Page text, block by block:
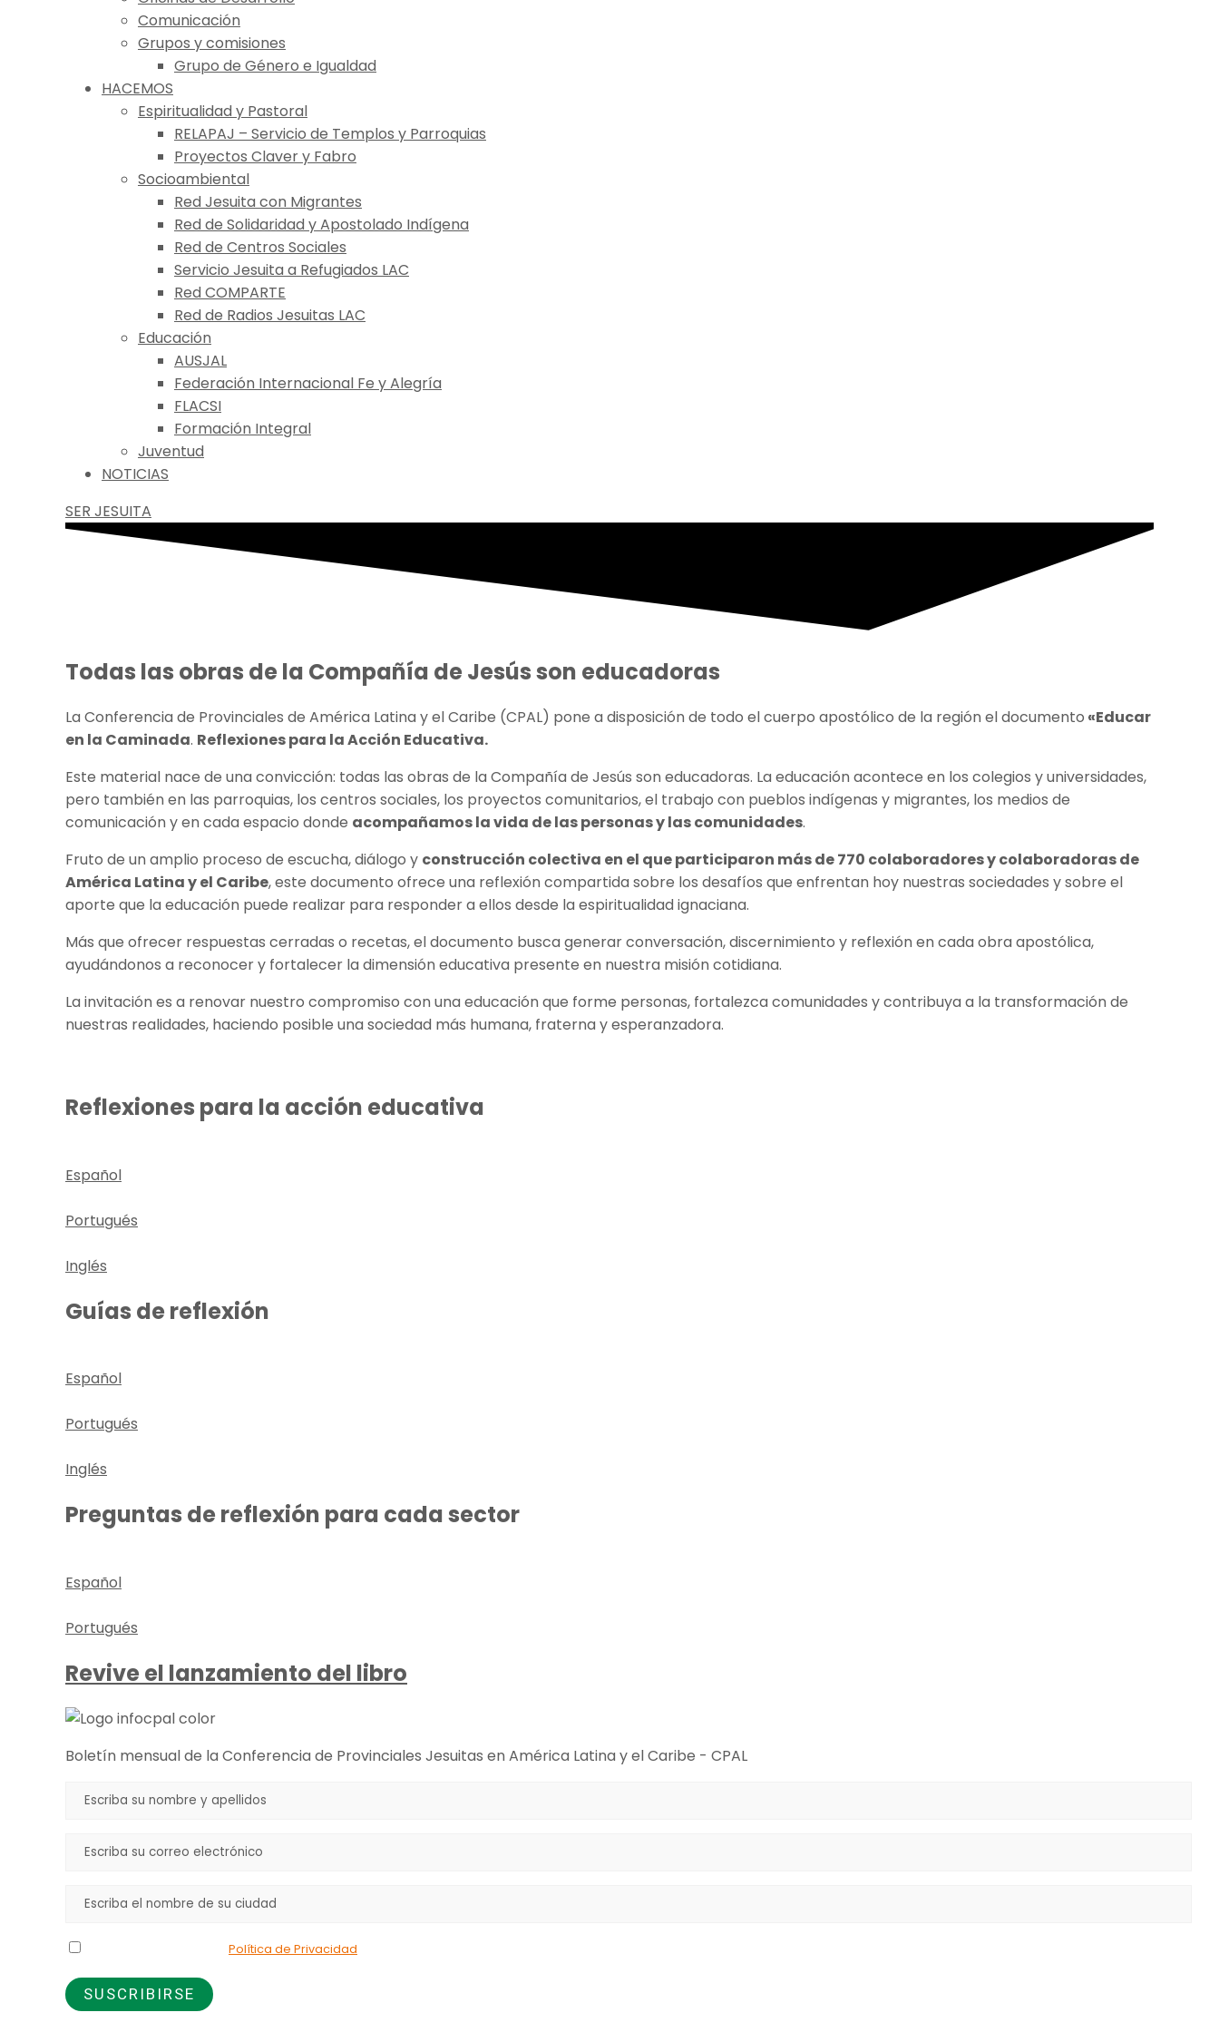
Comunicación
Grupos y comisiones
Grupo de Género e Igualdad
HACEMOS
Espiritualidad y Pastoral
RELAPAJ – Servicio de Templos y Parroquias
Proyectos Claver y Fabro
Socioambiental
Red Jesuita con Migrantes
Red de Solidaridad y Apostolado Indígena
Red de Centros Sociales
Servicio Jesuita a Refugiados LAC
Red COMPARTE
Red de Radios Jesuitas LAC
Educación
AUSJAL
Federación Internacional Fe y Alegría
FLACSI
Formación Integral
Juventud
NOTICIAS
SER JESUITA
Todas las obras de la Compañía de Jesús son educadoras
La Conferencia de Provinciales de América Latina y el Caribe (CPAL) pone a disposición de todo el cuerpo apostólico de la región el documento «Educar
en la Caminada. Reflexiones para la Acción Educativa.
Este material nace de una convicción: todas las obras de la Compañía de Jesús son educadoras. La educación acontece en los colegios y universidades,
pero también en las parroquias, los centros sociales, los proyectos comunitarios, el trabajo con pueblos indígenas y migrantes, los medios de
comunicación y en cada espacio donde acompañamos la vida de las personas y las comunidades.
Fruto de un amplio proceso de escucha, diálogo y construcción colectiva en el que participaron más de 770 colaboradores y colaboradoras de
América Latina y el Caribe, este documento ofrece una reflexión compartida sobre los desafíos que enfrentan hoy nuestras sociedades y sobre el
aporte que la educación puede realizar para responder a ellos desde la espiritualidad ignaciana.
Más que ofrecer respuestas cerradas o recetas, el documento busca generar conversación, discernimiento y reflexión en cada obra apostólica,
ayudándonos a reconocer y fortalecer la dimensión educativa presente en nuestra misión cotidiana.
La invitación es a renovar nuestro compromiso con una educación que forme personas, fortalezca comunidades y contribuya a la transformación de
nuestras realidades, haciendo posible una sociedad más humana, fraterna y esperanzadora.
Reflexiones para la acción educativa
Español
Portugués
Inglés
Guías de reflexión
Español
Portugués
Inglés
Preguntas de reflexión para cada sector
Español
Portugués
Revive el lanzamiento del libro
Boletín mensual de la Conferencia de Provinciales Jesuitas en América Latina y el Caribe - CPAL
Política de Privacidad